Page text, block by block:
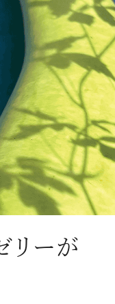
AdvancedTime』
付手数料のみを
』をお楽し
！
リーが